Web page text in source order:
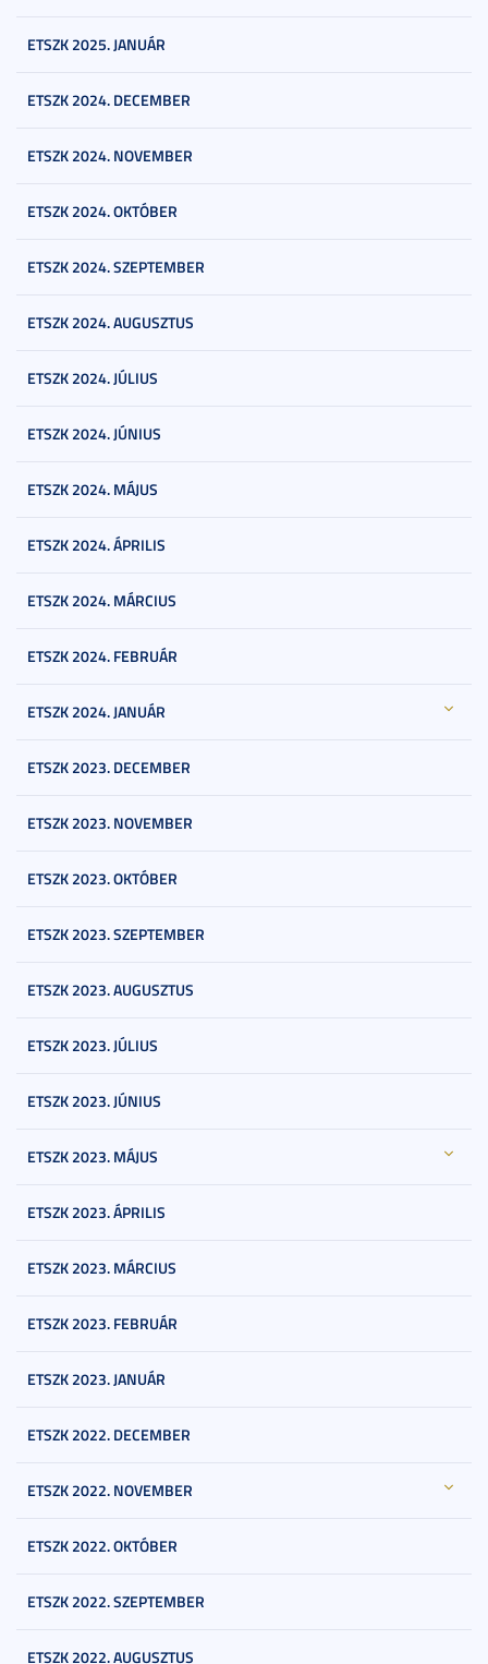
ETSZK 2025. JANUÁR
ETSZK 2024. DECEMBER
ETSZK 2024. NOVEMBER
ETSZK 2024. OKTÓBER
ETSZK 2024. SZEPTEMBER
ETSZK 2024. AUGUSZTUS
ETSZK 2024. JÚLIUS
ETSZK 2024. JÚNIUS
ETSZK 2024. MÁJUS
ETSZK 2024. ÁPRILIS
ETSZK 2024. MÁRCIUS
ETSZK 2024. FEBRUÁR
ETSZK 2024. JANUÁR
ETSZK 2023. DECEMBER
ETSZK 2023. NOVEMBER
ETSZK 2023. OKTÓBER
ETSZK 2023. SZEPTEMBER
ETSZK 2023. AUGUSZTUS
ETSZK 2023. JÚLIUS
ETSZK 2023. JÚNIUS
ETSZK 2023. MÁJUS
ETSZK 2023. ÁPRILIS
ETSZK 2023. MÁRCIUS
ETSZK 2023. FEBRUÁR
ETSZK 2023. JANUÁR
ETSZK 2022. DECEMBER
ETSZK 2022. NOVEMBER
ETSZK 2022. OKTÓBER
ETSZK 2022. SZEPTEMBER
ETSZK 2022. AUGUSZTUS